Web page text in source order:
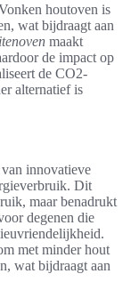
houtoven is
wat bijdraagt aan
maakt
de impact op
de CO2-
alternatief is
innovatieve
Dit
maar benadrukt
degenen die
met minder hout
wat bijdraagt aan